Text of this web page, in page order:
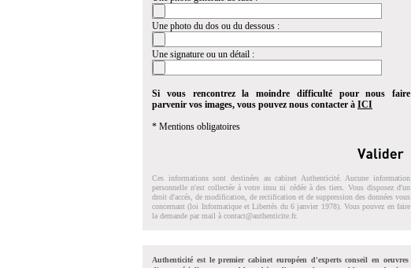
Une photo du dos ou du dessous :
Une signature ou un détail :
Si vous rencontrez la moindre difficulté pour nous faire
parvenir vos images, vous pouvez nous contacter à ICI
* Mentions obligatoires
Ces informations sont destinées au cabinet Authenticité. Aucune information
personnelle n'est collectée à votre insu ni cédée à des tiers. Vous disposez d'un
droit d'accés, de modification, de rectification et de suppression des données vous
concernant (loi Informatique et Libertés du 6 janvier 1978). Vous pouvez en faire
la demande par mail à contact@authenticite.fr.
Authenticité est le premier cabinet européen d'experts conseil en oeuvres